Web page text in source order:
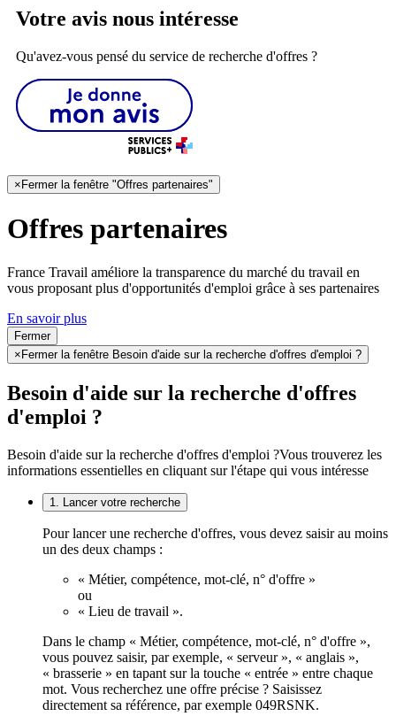
Votre avis nous intéresse
Qu'avez-vous pensé du service de recherche d'offres ?
× Fermer la fenêtre "Offres partenaires"
Offres partenaires
France Travail améliore la transparence du marché du travail en
vous proposant plus d'opportunités d'emploi grâce à ses partenaires
En savoir plus
Fermer
×Fermer la fenêtre Besoin d'aide sur la recherche d'offres d'emploi ?
Besoin d'aide sur la recherche d'offres
d'emploi ?
Besoin d'aide sur la recherche d'offres d'emploi ?Vous trouverez les
informations essentielles en cliquant sur l'étape qui vous intéresse
1. Lancer votre recherche
Pour lancer une recherche d'offres, vous devez saisir au moins
un des deux champs :
« Métier, compétence, mot-clé, n° d'offre »
ou
« Lieu de travail ».
Dans le champ « Métier, compétence, mot-clé, n° d'offre »,
vous pouvez saisir, par exemple, « serveur », « anglais »,
« brasserie » en tapant sur la touche « entrée » entre chaque
mot. Vous recherchez une offre précise ? Saisissez
directement sa référence, par exemple 049RSNK.